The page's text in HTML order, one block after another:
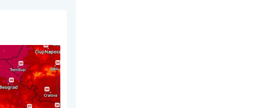
2026. 40-ice. . . nedjelja, 2. august 2026.